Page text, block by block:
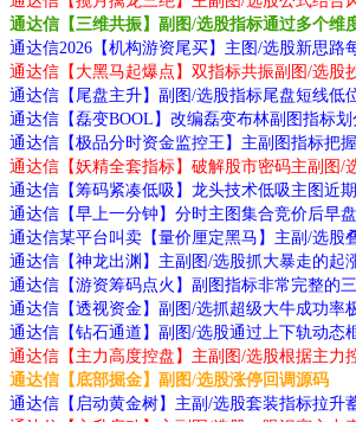
通达信【大黑马起爆点】双指标共振副图/选股
通达信【尾盘主升】副图/选股指标尾盘短线低
通达信【妖精全套指标】破解股市密码主副图/
通达信【神龙出渊】主副图/选股抓大暴走的起
通达信【钻石通道】副图/选股通过上下轨动态
通达信【底部掘金】副图/选股涨停回调源码